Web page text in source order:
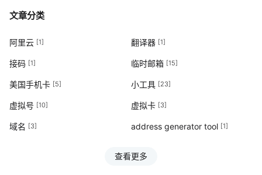
文章分类
阿里云 [1] 翻译器 [1]
接码 [1] 临时邮箱 [15]
美国手机卡 [5] 小工具 [23]
虚拟号 [10] 虚拟卡 [3]
域名 [3] address generator tool [1]
查看更多